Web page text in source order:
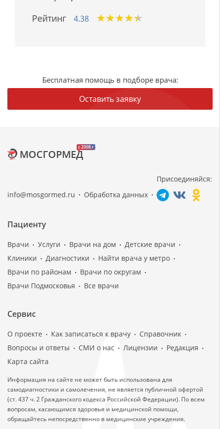
Рейтинг
4.38 ★★★★★
★★★★★
Бесплатная помощь в подборе врача:
Оставить заявку
c 2008 г
МОСГОРМЕД
info@mosgormed.ru Обработка данных
Присоединяйся:
Пациенту
Врачи Услуги Врачи на дом
Детские врачи
Клиники
Диагностики
Найти врача у метро
Врачи по районам
Врачи по округам
Врачи Подмосковья
Все врачи
Сервис
О проекте Как записаться к врачу
Справочник
Вопросы и ответы
СМИ о нас Лицензии
Редакция
Карта сайта
Информация на сайте не может быть использована для
самодиагностики и самолечения, не является публичной офертой
(ст. 437 ч. 2 Гражданского кодекса Российской Федерации). По всем
вопросам, касающимся здоровья и медицинской помощи,
обращайтесь непосредственно в медицинские учреждения.